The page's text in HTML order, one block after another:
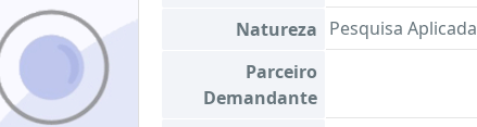
Natureza Pesquisa Aplicada
Parceiro
Demandante